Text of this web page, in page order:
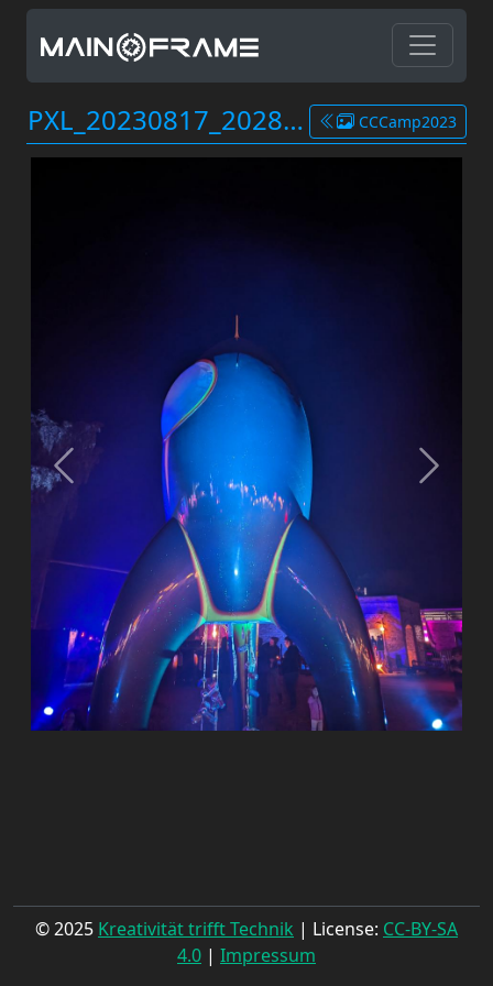
PXL_20230817_202828786.jpg CCCamp2023
© 2025 Kreativität trifft Technik | License: CC-BY-SA
4.0 | Impressum